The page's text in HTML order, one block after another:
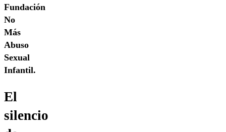
Fundación
No
Más
Abuso
Sexual
Infantil.
El
silencio